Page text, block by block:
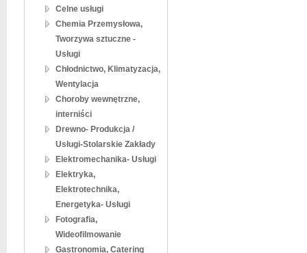
Celne usługi
Chemia Przemysłowa,
Tworzywa sztuczne -
Usługi
Chłodnictwo, Klimatyzacja,
Wentylacja
Choroby wewnętrzne,
interniści
Drewno- Produkcja /
Usługi-Stolarskie Zakłady
Elektromechanika- Usługi
Elektryka,
Elektrotechnika,
Energetyka- Usługi
Fotografia,
Wideofilmowanie
Gastronomia, Catering